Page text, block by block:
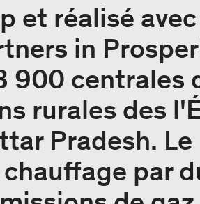
et réalisé
in
900 centrales
rurales des
Pradesh. Le
par